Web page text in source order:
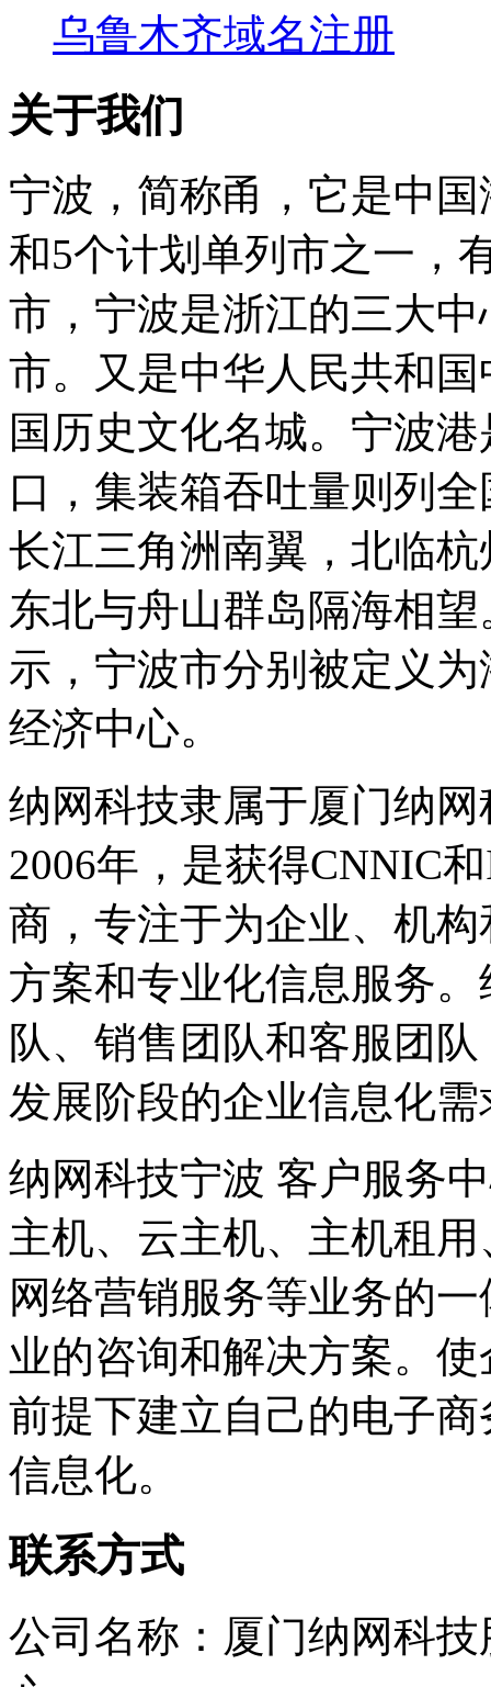
乌鲁木齐域名注册
关于我们
宁波，简称甬，它是中
和5个计划单列市之一，
市，宁波是浙江的三大
市。又是中华人民共和
国历史文化名城。宁波
口，集装箱吞吐量则列
长江三角洲南翼，北临
东北与舟山群岛隔海相
示，宁波市分别被定义
经济中心。
纳网科技隶属于厦门纳
2006年，是获得CNNIC
商，专注于为企业、机
方案和专业化信息服务
队、销售团队和客服团
发展阶段的企业信息化
纳网科技宁波 客户服务
主机、云主机、主机租
网络营销服务等业务的
业的咨询和解决方案。
前提下建立自己的电子
信息化。
联系方式
公司名称：厦门纳网科